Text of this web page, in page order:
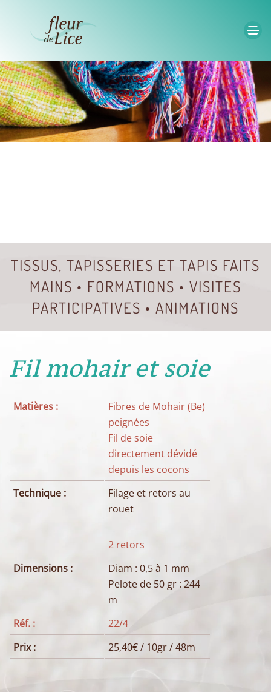
Accéder au contenu principal
TISSUS, TAPISSERIES ET TAPIS FAITS
MAINS • FORMATIONS • VISITES
PARTICIPATIVES • ANIMATIONS
Fil mohair et soie
Matières :
Fibres de Mohair (Be)
peignées
Fil de soie
directement dévidé
depuis les cocons
Technique :
Filage et retors au
rouet
2 retors
Dimensions :
Diam : 0,5 à 1 mm
Pelote de 50 gr : 244
m
Réf. :
22/4
Prix :
25,40€ / 10gr / 48m